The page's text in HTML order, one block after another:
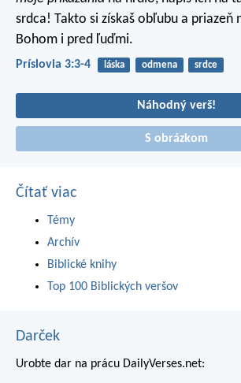
srdca! Takto si získaš obľubu a priazeň
Bohom i pred ľuďmi.
Príslovia 3:3-4 láska odmena srdce
Náhodný verš!
S obrázkom
Čítať viac
Témy
Archív
Biblické knihy
Top 100 Biblických veršov
Darček
Urobte dar na prácu DailyVerses.net: